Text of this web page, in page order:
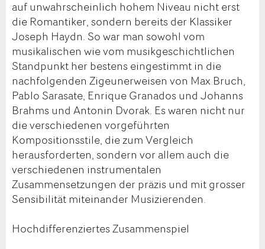
auf unwahrscheinlich hohem Niveau nicht erst
die Romantiker, sondern bereits der Klassiker
Joseph Haydn. So war man sowohl vom
musikalischen wie vom musikgeschichtlichen
Standpunkt her bestens eingestimmt in die
nachfolgenden Zigeunerweisen von Max Bruch,
Pablo Sarasate, Enrique Granados und Johanns
Brahms und Antonin Dvorak. Es waren nicht nur
die verschiedenen vorgeführten
Kompositionsstile, die zum Vergleich
herausforderten, sondern vor allem auch die
verschiedenen instrumentalen
Zusammensetzungen der präzis und mit grosser
Sensibilität miteinander Musizierenden.
Hochdifferenziertes Zusammenspiel